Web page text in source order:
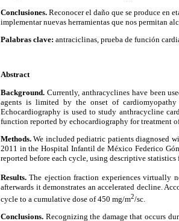
Conclusiones. Reconocer el daño que se produce en
implementar nuevas herramientas que nos permitan
Palabras clave: antraciclinas, prueba de función
Abstract
Background. Currently, anthracyclines have been
agents is limited by the onset of
Echocardiography is used to study anthracycline
function reported by echocardiography for treatment
Methods. We included pediatric patients diagnosed
2011 in the Hospital Infantil de México Federico
reported before each cycle, using descriptive statistics
Results. The ejection fraction experiences virtually
afterwards it demonstrates an accelerated decline.
cycle to a cumulative dose of 450 mg/m2/sc.
Conclusions. Recognizing the damage that occurs